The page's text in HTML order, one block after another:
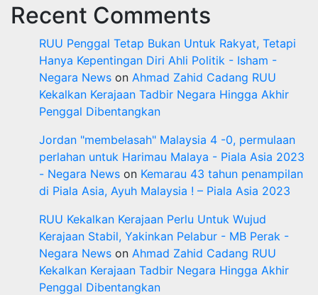
Recent Comments
RUU Penggal Tetap Bukan Untuk Rakyat, Tetapi
Hanya Kepentingan Diri Ahli Politik - Isham -
Negara News on Ahmad Zahid Cadang RUU
Kekalkan Kerajaan Tadbir Negara Hingga Akhir
Penggal Dibentangkan
Jordan "membelasah" Malaysia 4 -0, permulaan
perlahan untuk Harimau Malaya - Piala Asia 2023
- Negara News on Kemarau 43 tahun penampilan
di Piala Asia, Ayuh Malaysia ! – Piala Asia 2023
RUU Kekalkan Kerajaan Perlu Untuk Wujud
Kerajaan Stabil, Yakinkan Pelabur - MB Perak -
Negara News on Ahmad Zahid Cadang RUU
Kekalkan Kerajaan Tadbir Negara Hingga Akhir
Penggal Dibentangkan